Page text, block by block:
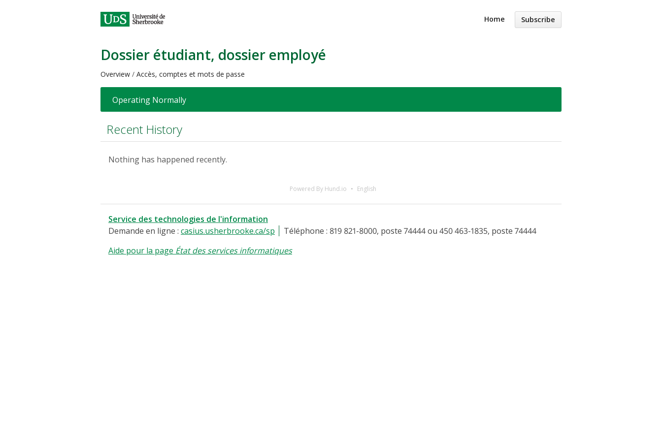
Home Subscribe
Dossier étudiant, dossier employé
Overview Accès, comptes et mots de passe
Operating Normally
Recent History
Nothing has happened recently.
Powered By Hund.io English
Service des technologies de l'information
Demande en ligne : casius.usherbrooke.ca/sp
Téléphone : 819 821-8000, poste 74444 ou 450 463-1835, poste 74444
Aide pour la page État des services informatiques